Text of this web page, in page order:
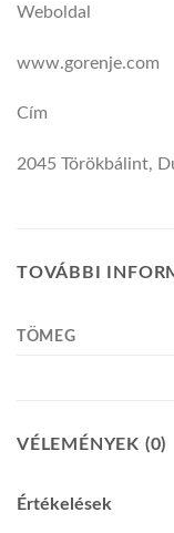
Weboldal
www.gorenje.com
Cím
2045 Törökbálint,
TOVÁBBI
TÖMEG
VÉLEMÉNYEK (0)
Értékelések